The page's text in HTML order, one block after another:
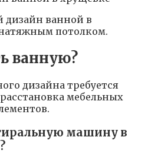
дизайн ванной в
потолком.
ванную?
дизайна требуется
мебельных
машину в